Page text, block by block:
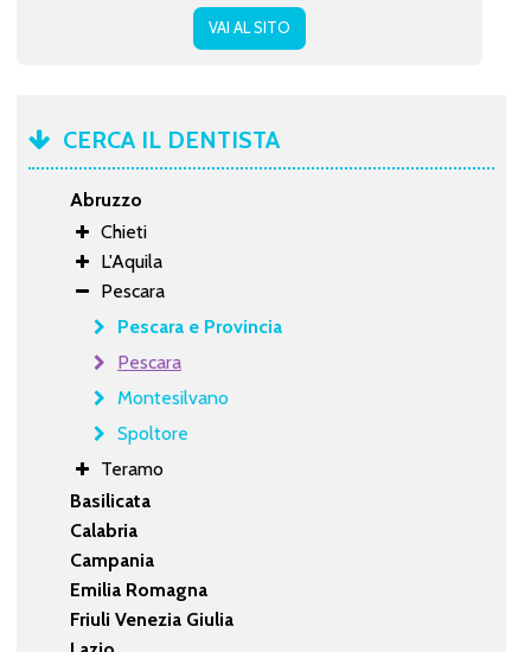
VAI AL SITO
CERCA IL DENTISTA
Abruzzo
Chieti
L'Aquila
Pescara
Pescara e Provincia
Pescara
Montesilvano
Spoltore
Teramo
Basilicata
Calabria
Campania
Emilia Romagna
Friuli Venezia Giulia